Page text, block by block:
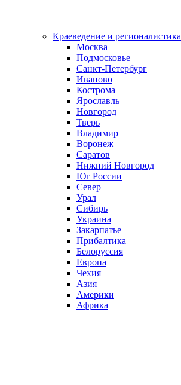
Краеведение и регионалистика
Москва
Подмосковье
Санкт-Петербург
Иваново
Кострома
Ярославль
Новгород
Тверь
Владимир
Воронеж
Саратов
Нижний Новгород
Юг России
Север
Урал
Сибирь
Украина
Закарпатье
Прибалтика
Белоруссия
Европа
Чехия
Азия
Америки
Африка